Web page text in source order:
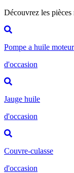
Découvrez les
Pompe a huile moteur
d'occasion
Jauge huile
d'occasion
Couvre-culasse
d'occasion